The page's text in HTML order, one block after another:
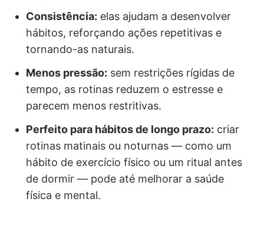
Consistência: elas ajudam a desenvolver
hábitos, reforçando ações repetitivas e
tornando-as naturais.
Menos pressão: sem restrições rígidas de
tempo, as rotinas reduzem o estresse e
parecem menos restritivas.
Perfeito para hábitos de longo prazo: criar
rotinas matinais ou noturnas — como um
hábito de exercício físico ou um ritual antes
de dormir — pode até melhorar a saúde
física e mental.